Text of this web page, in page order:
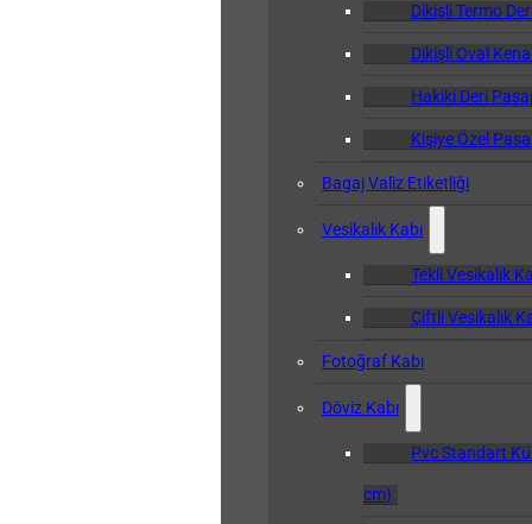
Dikişli Termo
Dikişli Oval
Hakiki Deri
Kişiye Özel
Bagaj Valiz Etiketliği
Vesikalık Kabı
Tekli Vesikalık
Çiftli Vesikalık
Fotoğraf Kabı
Döviz Kabı
Pvc Standart
cm)